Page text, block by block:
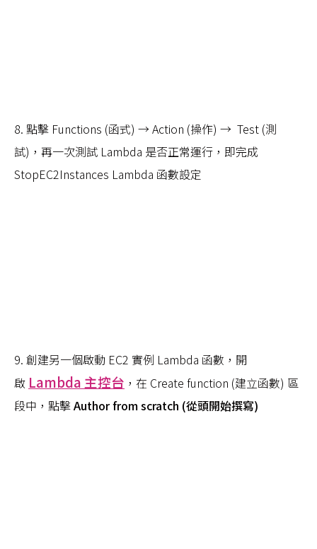
8. 點擊 Functions (函式) → Action (操作) → Test (測
試)，再一次測試 Lambda 是否正常運行，即完成
StopEC2Instances Lambda 函數設定
9. 創建另一個啟動 EC2 實例 Lambda 函數，開
啟 Lambda 主控台 ，在 Create function (建立函數) 區
段中，點擊Author from scratch (從頭開始撰寫)